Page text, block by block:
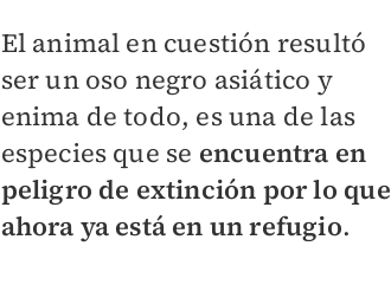
El animal en cuestión resultó
ser un oso negro asiático y
enima de todo, es una de las
especies que se encuentra en
peligro de extinción por lo que
ahora ya está en un refugio.